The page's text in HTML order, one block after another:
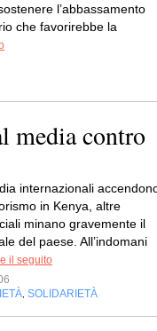
l’abbassamento
che favorirebbe la
media contro
internazionali
in Kenya, altre
minano gravemente il
del paese. All’indomani
il seguito
SOLIDARIETÀ